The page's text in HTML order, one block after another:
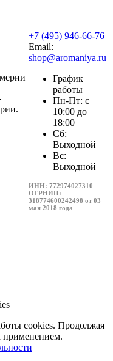
+7 (495) 946-66-76
Email:
shop@aromaniya.ru
График
работы
Пн-Пт: с
10:00 до
18:00
Сб:
Выходной
Вс:
Выходной
ИНН: 772974027310
ОГРНИП:
318774600242498 от 03
мая 2018 года
cookies. Продолжая
применением.